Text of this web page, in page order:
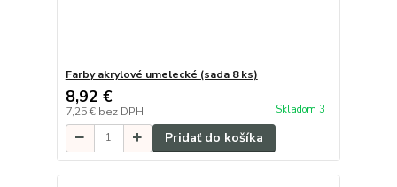
Farby akrylové umelecké (sada 8 ks)
8,92 €
7,25 € bez DPH Skladom 3
Pridať do košíka